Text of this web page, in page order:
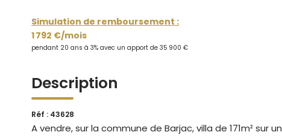
Simulation de remboursement :
1 792 €/mois
pendant 20 ans à 3% avec un apport de 35 900 €
Description
Réf : 43628
A vendre, sur la commune de Barjac, villa de 171m² sur